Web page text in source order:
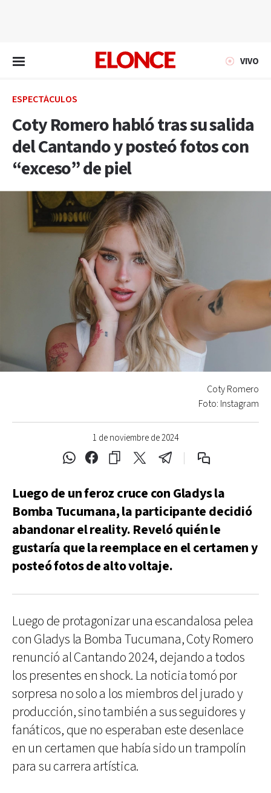
VIVO
ESPECTÁCULOS
Coty Romero habló tras su salida
del Cantando y posteó fotos con
“exceso” de piel
1 de noviembre de 2024
Coty Romero
Foto: Instagram
Luego de un feroz cruce con Gladys la
Bomba Tucumana, la participante decidió
abandonar el reality. Reveló quién le
gustaría que la reemplace en el certamen y
posteó fotos de alto voltaje.
Luego de protagonizar una escandalosa pelea
con Gladys la Bomba Tucumana, Coty Romero
renunció al Cantando 2024, dejando a todos
los presentes en shock. La noticia tomó por
sorpresa no solo a los miembros del jurado y
producción, sino también a sus seguidores y
fanáticos, que no esperaban este desenlace
en un certamen que había sido un trampolín
para su carrera artística.